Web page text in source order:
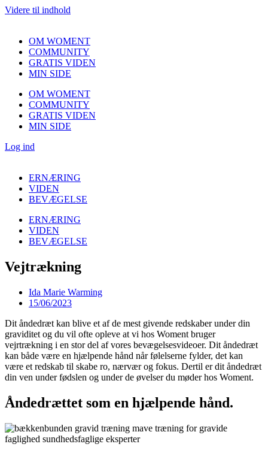
Videre til indhold
OM WOMENT
COMMUNITY
GRATIS VIDEN
MIN SIDE
OM WOMENT
COMMUNITY
GRATIS VIDEN
MIN SIDE
Log ind
ERNÆRING
VIDEN
BEVÆGELSE
ERNÆRING
VIDEN
BEVÆGELSE
Vejtrækning
Ida Marie Warming
15/06/2023
Dit åndedræt kan blive et af de mest givende redskaber under din
graviditet og du vil ofte opleve at vi hos Woment bruger
vejrtrækning i en stor del af vores bevægelsesvideoer. Dit åndedræt
kan både være en hjælpende hånd når følelserne fylder, det kan
være et redskab til skabe ro, nærvær og fokus. Dertil er dit åndedræt
din ven under fødslen og under de øvelser du møder hos Woment.
Åndedrættet som en hjælpende hånd.